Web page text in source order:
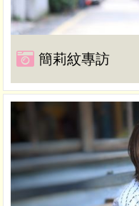
簡莉紋專訪